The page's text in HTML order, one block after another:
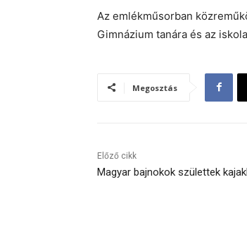
Az emlékműsorban
Gimnázium tanára és az
Megosztás
Előző cikk
Magyar bajnokok születtek